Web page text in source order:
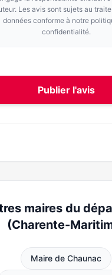
Les avis sont sujets au
données conforme à notre
confidentialité.
Publier l'avis
maires du
(Charente-
Maire de Chaunac